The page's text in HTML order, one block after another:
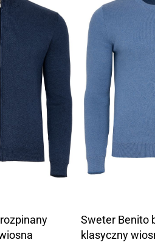
Sweter Benito
klasyczny